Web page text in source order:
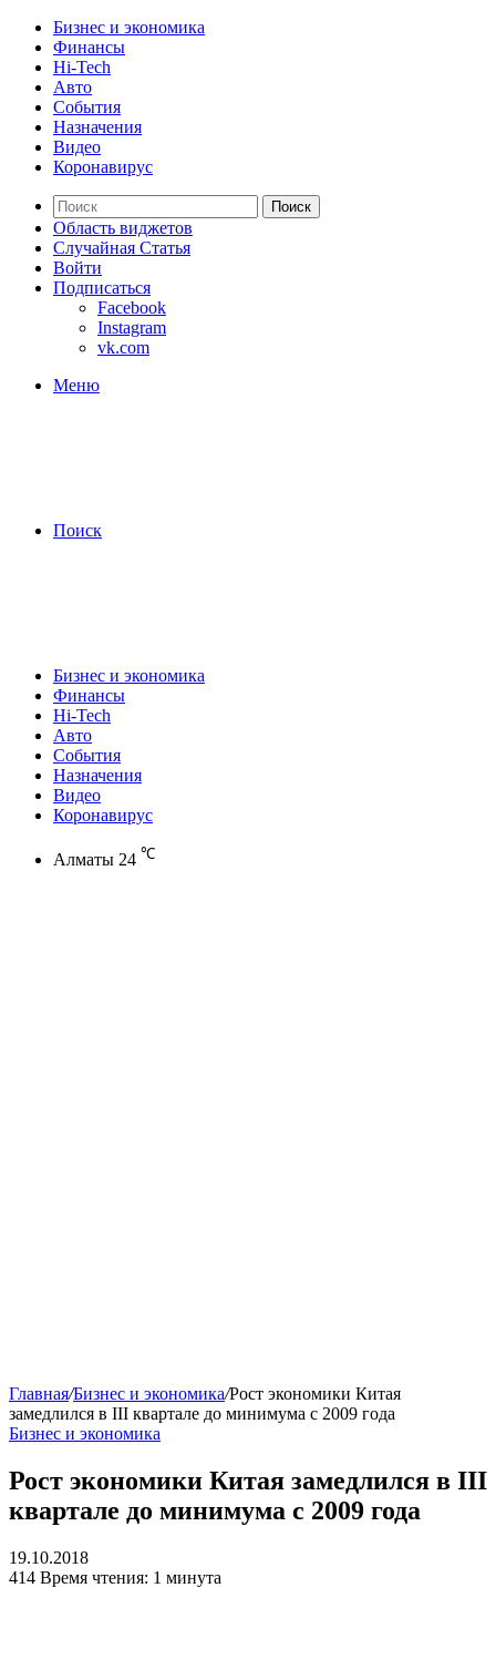
Бизнес и экономика
Финансы
Hi-Tech
Авто
События
Назначения
Видео
Коронавирус
Поиск
Область виджетов
Случайная Статья
Войти
Подписаться
Facebook
Instagram
vk.com
Меню
Поиск
Бизнес и экономика
Финансы
Hi-Tech
Авто
События
Назначения
Видео
Коронавирус
Алматы 24 ℃
Главная/Бизнес и экономика/Рост экономики Китая
замедлился в III квартале до минимума с 2009 года
Бизнес и экономика
Рост экономики Китая замедлился в III
квартале до минимума с 2009 года
19.10.2018
414 Время чтения: 1 минута